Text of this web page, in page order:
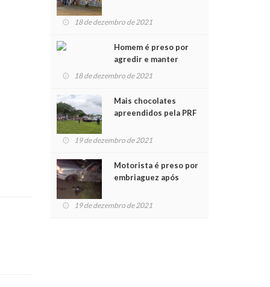
para crianças na
18 de dezembro de 2021
Homem é preso por
agredir e manter
mulher em cárcere
18 de dezembro de 2021
Mais chocolates
apreendidos pela PRF
crianças no Natal
19 de dezembro de 2021
Motorista é preso por
embriaguez após
feridos
19 de dezembro de 2021